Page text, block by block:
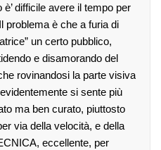
difficile avere il tempo per
problema è che a furia di
un certo pubblico,
e disamorando del
rovinandosi la parte visiva
si sente più
ma ben curato, piuttosto
via della velocità, e della
eccellente, per